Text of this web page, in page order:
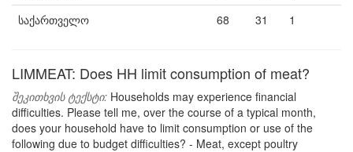
საქართველო
68 31 1
LIMMEAT: Does HH limit consumption of meat?
შეკითხვის ტექსტი: Households may experience financial
difficulties. Please tell me, over the course of a typical month,
does your household have to limit consumption or use of the
following due to budget difficulties? - Meat, except poultry